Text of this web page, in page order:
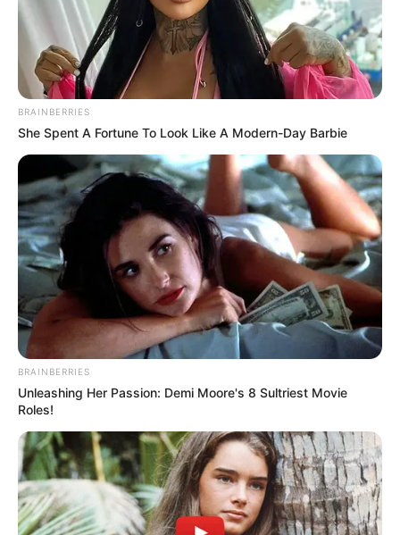
πρωτόγονο. Με την τεχνητή νοημοσύνη, τις διεπαφές
εγκεφάλου-υπολογιστή, την προηγμένη νευροεπιστήμη,
την τεχνολογία επιτήρησης και τα όπλα κατευθυνόμενης
ενέργειας που είναι πλέον διαθέσιμα, οι πιθανότητες
κατάχρησης έχουν εκτοξευθεί. Ο συγγραφέας Stephen
Kinzer, κορυφαίος χρονικογράφος του έργου του Gottlieb,
δήλωσε στην επιτροπή ότι ο επιστήμονας ουσιαστικά
λειτουργούσε με «άδεια δολοφονίας» από την
κυβέρνηση των ΗΠΑ.
BRAINBERRIES
She Spent A Fortune To Look Like A Modern-Day Barbie
BRAINBERRIES
Unleashing Her Passion: Demi Moore's 8 Sultriest Movie
Roles!